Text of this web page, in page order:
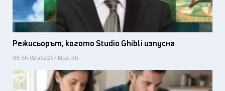
Режисьорът, когото Studio Ghibli изпусна
08:55, 02 авг 26 / Idealisti